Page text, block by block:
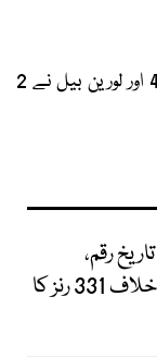
انگلینڈ کی جانب سے صوفی ایکلیسٹون نے 4 اور لورین بیل نے 2
رقم،
آسٹریلیا نے بھارت کے خلاف 331 رنز کا